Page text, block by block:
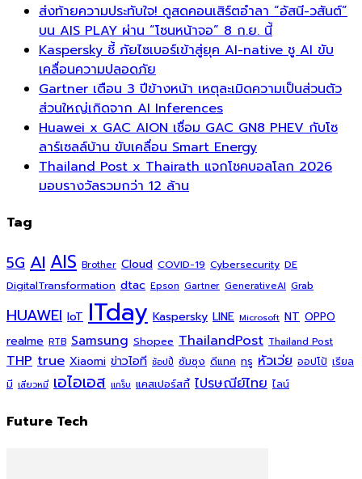
ส่งท้ายความประทับใจ! ดูสดคอนเสิร์ตอำลา “อัสนี-วสันต์”
บน AIS PLAY ผ่าน “โซนหน้าจอ” 8 ก.ย. นี้
Kaspersky ชี้ ภัยไซเบอร์เข้าสู่ยุค AI-native ชู AI ขับ
เคลื่อนความปลอดภัย
Gartner เตือน 3 ปีข้างหน้า เหตุละเมิดความเป็นส่วนตัว
ส่วนใหญ่เกิดจาก AI Inferences
Huawei x GAC AION เชื่อม GAC GN8 PHEV กับโซ
ลาร์เซลล์บ้าน ขับเคลื่อน Smart Energy
Thailand Post x Thairath แจกโชคบอลโลก 2026
มอบรางวัลรวมกว่า 12 ล้าน
Tag
5G AI AIS Brother Cloud COVID-19 Cybersecurity DE
DigitalTransformation dtac Epson Gartner GenerativeAI Grab
HUAWEI IoT ITday Kaspersky LINE Microsoft NT OPPO
realme RTB Samsung Shopee ThailandPost Thailand Post
THP true Xiaomi ข่าวไอที ช้อปปี้ ซัมซุง ดีแทค ทรู หัวเว่ย ออปโป้ เรียล
มี เสียวหมี่ เอไอเอส แกร็บ แคสเปอร์สกี้ ไปรษณีย์ไทย ไลน์
Future Tech